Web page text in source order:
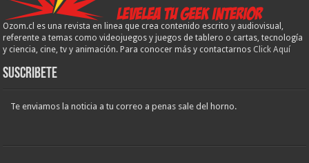
Ozom.cl es una revista en linea que crea contenido escrito y audiovisual,
referente a temas como videojuegos y juegos de tablero o cartas, tecnología
y ciencia, cine, tv y animación. Para conocer más y contactarnos Click Aquí
Suscribete
Te enviamos la noticia a tu correo a penas sale del horno.